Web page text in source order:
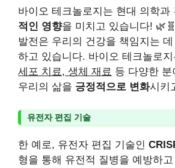
바이오 테크놀로지는 현대 의학과
적인 영향을 미치고 있습니다!
발전은 우리의 건강을 책임지는
하고 있습니다. 바이오 테크놀로지
세포 치료, 생체 재료 등 다양한
우리의 삶을 긍정적으로 변화시키
유전자 편집 기술
한 예로, 유전자 편집 기술인
형을 통해 유전적 질병을 예방하